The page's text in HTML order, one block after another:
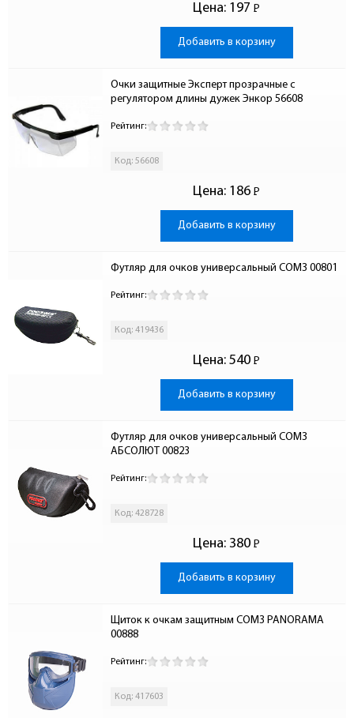
Цена: 197 Р
-
Добавить в корзину
Очки защитные Эксперт прозрачные c
регулятором длины дужек Энкор 56608
Рейтинг:
Код: 56608
Цена: 186 Р
-
Добавить в корзину
Футляр для очков универсальный СОМЗ 00801
Рейтинг:
Код: 419436
Цена: 540 Р
-
Добавить в корзину
Футляр для очков универсальный СОМЗ
АБСОЛЮТ 00823
Рейтинг:
Код: 428728
Цена: 380 Р
-
Добавить в корзину
Щиток к очкам защитным СОМЗ PANORAMA
00888
Рейтинг:
Код: 417603